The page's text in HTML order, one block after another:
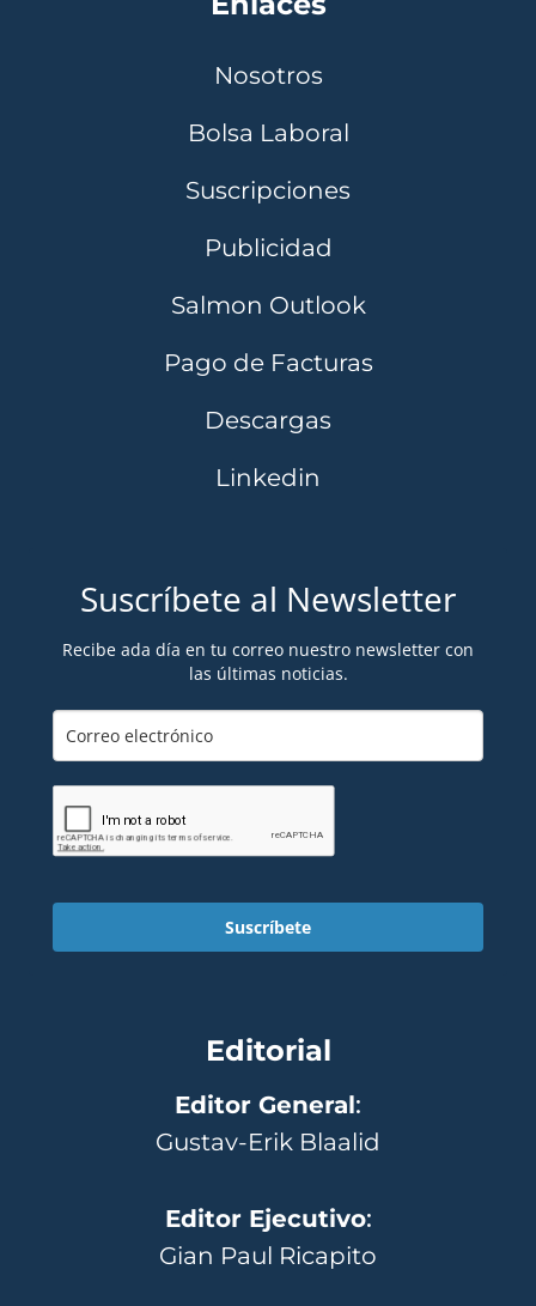
Nosotros
Bolsa Laboral
Suscripciones
Publicidad
Salmon Outlook
Pago de Facturas
Descargas
Linkedin
Suscríbete al Newsletter
Recibe ada día en tu correo nuestro newsletter con
las últimas noticias.
Suscríbete
Editorial
Editor General:
Gustav-Erik Blaalid
Editor Ejecutivo:
Gian Paul Ricapito